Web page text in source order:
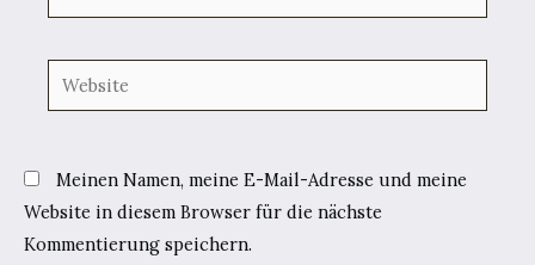
Mail*
Website
Meinen Namen, meine E-Mail-Adresse und meine
Website in diesem Browser für die nächste
Kommentierung speichern.